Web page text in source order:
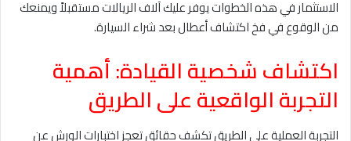
الاستثمار في هذه الخطوات يوفر عليك آلاف الريالات مستقبلاً ويمنعك
من الوقوع في فخ اكتشاف أعطال بعد شراء السيارة.
اكتشاف شخصية القيادة: أهمية
التجربة الواقعية على الطريق
التجربة العملية على الطريق تكشف حقائق تعجز اختبارات الورش عن